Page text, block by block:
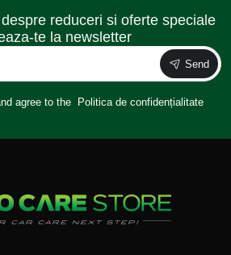
reduceri si oferte speciale
te la newsletter
Send
agree to the Politica de confidențialitate